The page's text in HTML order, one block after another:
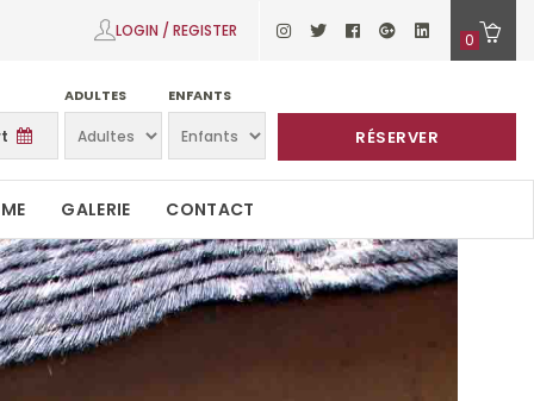
LOGIN / REGISTER 0
ADULTES ENFANTS
RÉSERVER
GALERIE CONTACT